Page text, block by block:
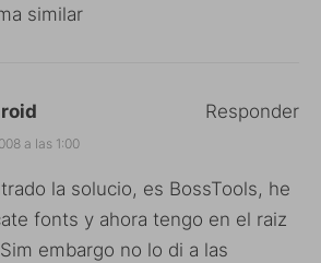
similar
a las 1:00
la solucio, es BossTools, he
fonts y ahora tengo en el raiz
embargo no lo di a las
Responder